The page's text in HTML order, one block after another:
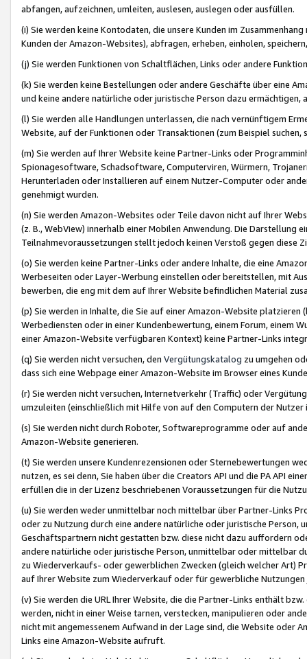
abfangen, aufzeichnen, umleiten, auslesen, auslegen oder ausfüllen.
(i) Sie werden keine Kontodaten, die unsere Kunden im
Kunden der Amazon-Websites), abfragen, erheben, einholen,
(j) Sie werden Funktionen von Schaltflächen, Links oder andere
(k) Sie werden keine Bestellungen oder andere Geschäfte über eine
und keine andere natürliche oder juristische Person dazu
(l) Sie werden alle Handlungen unterlassen, die nach vernünftigem
Website, auf der Funktionen oder Transaktionen (zum Beispiel
(m) Sie werden auf Ihrer Website keine Partner-Links oder
Spionagesoftware, Schadsoftware, Computerviren, Würmern,
Herunterladen oder Installieren auf einem Nutzer-Computer oder
genehmigt wurden.
(n) Sie werden Amazon-Websites oder Teile davon nicht auf Ihrer
(z. B., WebView) innerhalb einer Mobilen Anwendung. Die Darstellung
Teilnahmevoraussetzungen stellt jedoch keinen Verstoß gegen diese
(o) Sie werden keine Partner-Links oder andere Inhalte, die eine
Werbeseiten oder Layer-Werbung einstellen oder bereitstellen, mit
bewerben, die eng mit dem auf Ihrer Website befindlichen Material
(p) Sie werden in Inhalte, die Sie auf einer Amazon-Website
Werbediensten oder in einer Kundenbewertung, einem Forum, einem
einer Amazon-Website verfügbaren Kontext) keine Partner-Links
(q) Sie werden nicht versuchen, den Vergütungskatalog zu umgehen
dass sich eine Webpage einer Amazon-Website im Browser eines
(r) Sie werden nicht versuchen, Internetverkehr (Traffic) oder
umzuleiten (einschließlich mit Hilfe von auf den Computern der
(s) Sie werden nicht durch Roboter, Softwareprogramme oder auf
Amazon-Website generieren.
(t) Sie werden unsere Kundenrezensionen oder Sternebewertungen
nutzen, es sei denn, Sie haben über die Creators API und die PA API
erfüllen die in der Lizenz beschriebenen Voraussetzungen für die
(u) Sie werden weder unmittelbar noch mittelbar über Partner-Links
oder zu Nutzung durch eine andere natürliche oder juristische
Geschäftspartnern nicht gestatten bzw. diese nicht dazu auffordern
andere natürliche oder juristische Person, unmittelbar oder mittelbar
zu Wiederverkaufs- oder gewerblichen Zwecken (gleich welcher Art)
auf Ihrer Website zum Wiederverkauf oder für gewerbliche
(v) Sie werden die URL Ihrer Website, die die Partner-Links enthält
werden, nicht in einer Weise tarnen, verstecken, manipulieren oder
nicht mit angemessenem Aufwand in der Lage sind, die Website oder
Links eine Amazon-Website aufruft.